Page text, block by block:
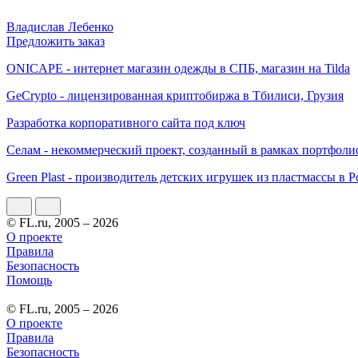
Владислав Лебенко
Предложить заказ
ONICAPE - интернет магазин одежды в СПБ, магазин на Tilda
GeCrypto - лицензированная криптобиржа в Тбилиси, Грузия
Разработка корпоративного сайта под ключ
Селам - некоммерческий проект, созданный в рамках
Green Plast - производитель детских игрушек из пластмассы в
© FL.ru, 2005 – 2026
О проекте
Правила
Безопасность
Помощь
© FL.ru, 2005 – 2026
О проекте
Правила
Безопасность